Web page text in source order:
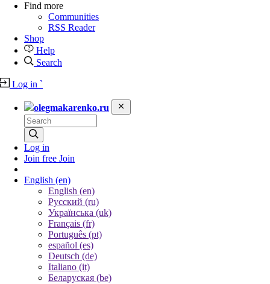
Find more
Communities
RSS Reader
Shop
Help
Search
Log in `
olegmakarenko.ru
Log in
Join free Join
English (en)
English (en)
Русский (ru)
Українська (uk)
Français (fr)
Português (pt)
español (es)
Deutsch (de)
Italiano (it)
Беларуская (be)